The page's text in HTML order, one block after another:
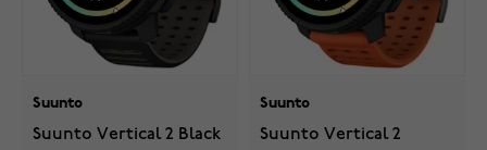
Suunto
Suunto Vertical 2 Black
Suunto
Suunto Vertical 2